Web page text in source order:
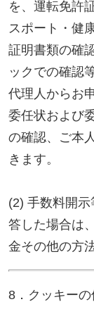
ィング広告サー
行動ターゲティ
をもとに、Web
行動ターゲティ
希望されない方
にアクセスし無
※クッキーとは、
ブラウザとサー
9．法人等のお客
当社は、法人等
拠して上記に準